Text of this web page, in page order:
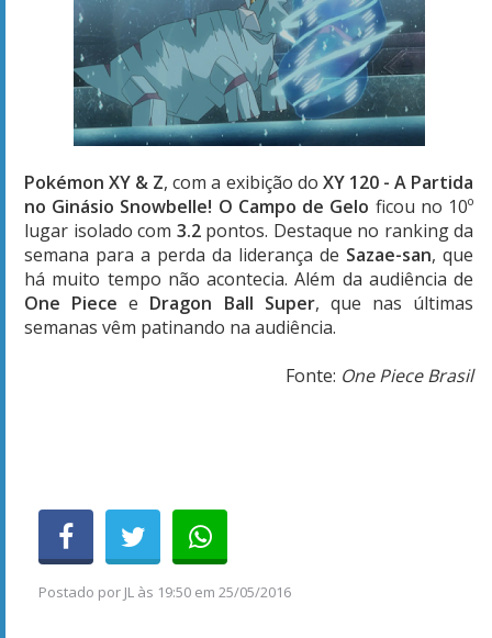
Pokémon XY & Z, com a exibição do XY 120 - A Partida
no Ginásio Snowbelle! O Campo de Gelo ficou no 10º
lugar isolado com 3.2 pontos. Destaque no ranking da
semana para a perda da liderança de Sazae-san, que
há muito tempo não acontecia. Além da audiência de
One Piecee Dragon Ball Super, que nas últimas
semanas vêm patinando na audiência.
Fonte: One Piece Brasil
Postado por JL às 19:50 em 25/05/2016